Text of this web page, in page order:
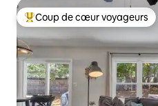
Coup de cœur voyageurs
Coup de cœur voyageurs